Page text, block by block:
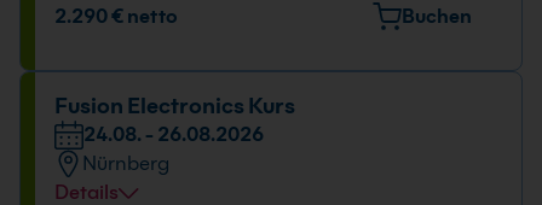
Veranstaltungsort
Datum und Uhrzeit
24.08. - 26.08.2026
09:00 - 16:00 Uhr
2.290 € netto Buchen
Fusion Electronics Kurs
24.08. - 26.08.2026
Nürnberg
Details